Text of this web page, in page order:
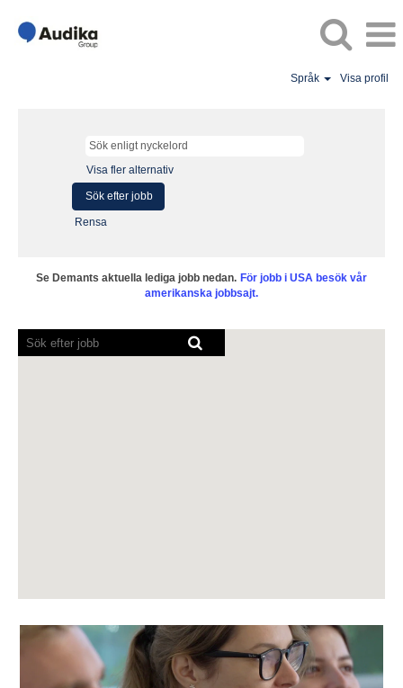
Språk Visa profil
Visa fler alternativ
Rensa
Se Demants aktuella lediga jobb nedan. För jobb i USA besök vår
amerikanska jobbsajt.
Skärmläsare
kan